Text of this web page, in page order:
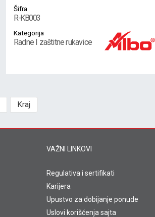
Šifra
R-KB003
Kategorija
Radne I zaštitne rukavice
Kraj
VAŽNI LINKOVI
Regulativa i sertifikati
Karijera
Upustvo za dobijanje ponude
Uslovi korišćenja sajta